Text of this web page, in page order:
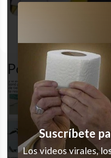
Popular en LVI
Raro
Me identifica
Suscríbete
Los videos virales,